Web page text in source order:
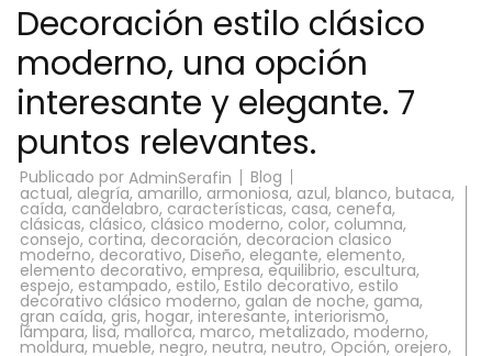
Decoración estilo clásico
moderno, una opción
interesante y elegante. 7
puntos relevantes.
Publicado por AdminSerafin Blog
actual, alegría, amarillo, armoniosa, azul, blanco, butaca,
caída,candelabro, características,casa, cenefa,
clásicas, clásico, clásico moderno, color, columna,
consejo, cortina, decoración, decoracion clasico
moderno, decorativo, Diseño, elegante, elemento,
elemento decorativo, empresa, equilibrio, escultura,
espejo, estampado, estilo, Estilo decorativo, estilo
decorativo clásico moderno, galan de noche, gama,
gran caída, gris, hogar, interesante, interiorismo,
lámpara, lisa, mallorca, marco, metalizado, moderno,
moldura, mueble, negro, neutra, neutro, Opción, orejero,